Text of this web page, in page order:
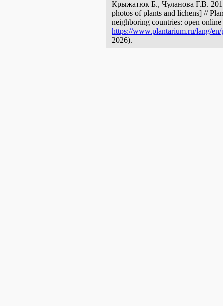
Крыжатюк Б., Чуланова Г.В.
photos of plants and lichens] //
neighboring countries: open
https://www.plantarium.ru/lang/
2026).